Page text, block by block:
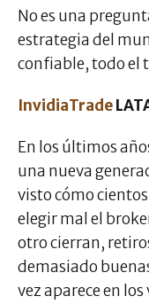
No es una
estrategia del
confiable, todo el
InvidiaTrade
En los últimos
una nueva
visto cómo
elegir mal el
otro cierran,
demasiado
vez aparece en